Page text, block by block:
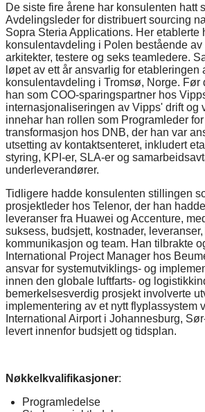
De siste fire årene har konsulenten hatt
Avdelingsleder for distribuert sourcing
Sopra Steria Applications. Her etablerte
konsulentavdeling i Polen bestående av
arkitekter, testere og seks teamledere.
løpet av ett år ansvarlig for etableringen
konsulentavdeling i Tromsø, Norge. Før
han som COO-sparingspartner hos
internasjonaliseringen av Vipps' drift og
innehar han rollen som Programleder for
transformasjon hos DNB, der han var
utsetting av kontaktsenteret, inkludert
styring, KPI-er, SLA-er og
underleverandører.
Tidligere hadde konsulenten stillingen
prosjektleder hos Telenor, der han
leveranser fra Huawei og Accenture,
suksess, budsjett, kostnader,
kommunikasjon og team. Han tilbrakte
International Project Manager hos
ansvar for systemutviklings- og
innen den globale luftfarts- og
bemerkelsesverdig prosjekt involverte
implementering av et nytt flyplassystem
International Airport i Johannesburg,
levert innenfor budsjett og tidsplan.
Nøkkelkvalifikasjoner:
Programledelse